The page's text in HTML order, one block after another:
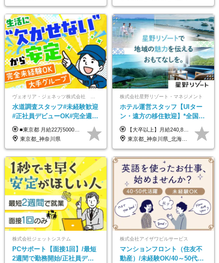
水道調査スタッフ#未経験歓迎
#正社員デビューOK#完全週休
2日制#年休125日#資格取得支
援有#社員数千人以上
■東京都 月給22万5000円（東京地域手当3万円含）～25万円＋残業代全額支給＋各種手当 ■神奈川県 月給19万5000円～24万円＋残業代全額支給＋各種手当 ※年齢・経験を考慮し決定 ※試用期間3ヶ月（期間中の給与・待遇に差異はありません） ◆通勤手当あり（全額支給） ◆昇給年1回、賞与年2回。世界最大級の環境企業グループならではの安定した給与体系です。
東京都_神奈川県
株式会社星野リゾート・マネジメント
ホテル運営スタッフ【UIター
ン・遠方の移住歓迎】*全国募
集*週休3日/年休161日可*未経
験OK*新規開業あり
【大卒以上】月給240,800円以上+賞与2回+各種手当 【短大・専門学校卒】月給204,400円以上+賞与2回+各種手当 【上記以外】月給187,000円以上+賞与2回+各種手当 ※経験、資格、能力等を考慮の上、決定いたします ※残業代全額支給 ※試用期間3ヶ月（条件変更なし）
東京都_神奈川県_北海道_青森県_山形県_福島県_栃木県_群馬県_山梨県_長野県_石川県_静岡県_岐阜県_京都府_広島県_島根県_山口県_高知県_長崎県_大分県_鹿児島県_沖縄県
株式会社ジェットシステム
PCサポート【面接1回】/最短
2週間で勤務開始/正社員デビ
株式会社アイザワビルサービス
マンションフロント（住友不
動産）/未経験OK/40～50代活